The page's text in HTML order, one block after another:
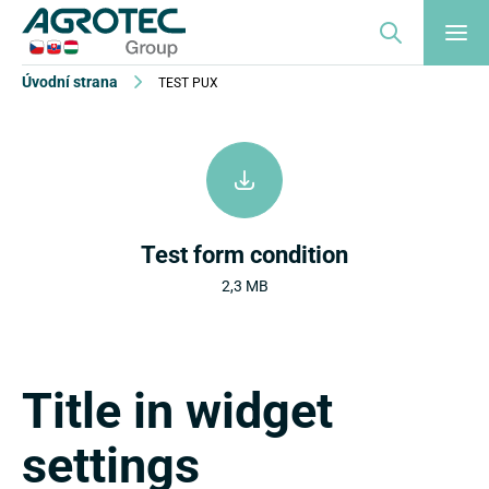
Úvodní strana TEST PUX
Test form condition
2,3 MB
Title in widget
settings